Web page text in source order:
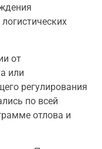
от
или
регулирования
по всей
отлова и